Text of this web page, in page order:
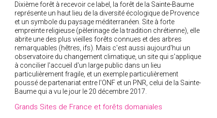
Dixième forêt à recevoir ce label, la forêt de la Sainte-Baume
représente un haut lieu de la diversité écologique de Provence
et un symbole du paysage méditerranéen. Site à forte
empreinte religieuse (pèlerinage de la tradition chrétienne), elle
abrite une des plus vieilles forêts connues et des arbres
remarquables (hêtres, ifs). Mais c'est aussi aujourd'hui un
observatoire du changement climatique, un site qui s'applique
à concilier l'accueil d'un large public dans un lieu
particulièrement fragile, et un exemple particulièrement
poussé de partenariat entre l'ONF et un PNR, celui de la Sainte-
Baume qui a vu le jour le 20 décembre 2017.
Grands Sites de France et forêts domaniales